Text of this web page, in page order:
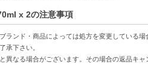
で構成され、豊かな潤いが持続します
感できることでしょう。
たい方に特におすすめです。毎日のス
x 2の注意事項
ンド・商品によっては処方を変更している
承下さい。
なる場合がございます。その場合の返品キャ